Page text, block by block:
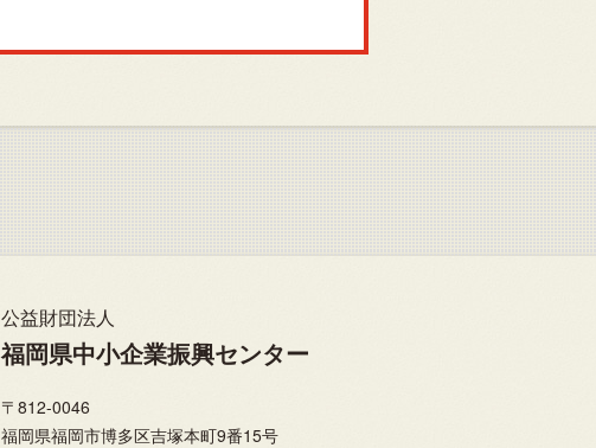
公益財団法人
福岡県中小企業振興センター
〒812-0046
福岡県福岡市博多区吉塚本町9番15号